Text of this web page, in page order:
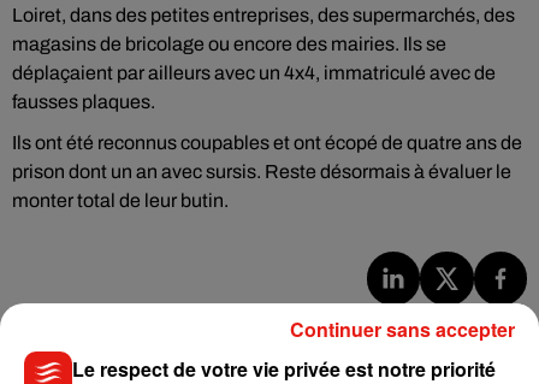
Loiret, dans des petites entreprises, des supermarchés, des
magasins de bricolage ou encore des mairies. Ils se
déplaçaient par ailleurs avec un 4x4, immatriculé avec de
fausses plaques.
Ils ont été reconnus coupables et ont écopé de quatre ans de
prison dont un an avec sursis. Reste désormais à évaluer le
monter total de leur butin.
Le respect de votre vie privée est notre priorité
Continuer sans accepter